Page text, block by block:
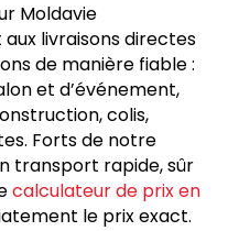
Moldavie
livraisons directes
de manière fiable :
et d’événement,
colis,
Forts de notre
transport rapide, sûr
calculateur de prix en
le prix exact.